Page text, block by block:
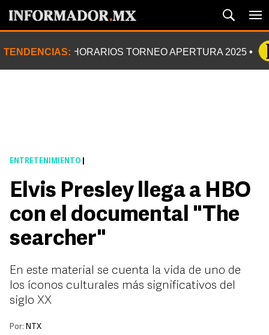
TENDENCIAS: HORARIOS TORNEO APERTURA 2025
ENTRETENIMIENTO
Elvis Presley llega a HBO
con el documental "The
searcher"
En este material se cuenta la vida de uno de
los íconos culturales más significativos del
siglo XX
Por: NTX